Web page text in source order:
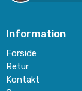
Information
Forside
Retur
Kontakt